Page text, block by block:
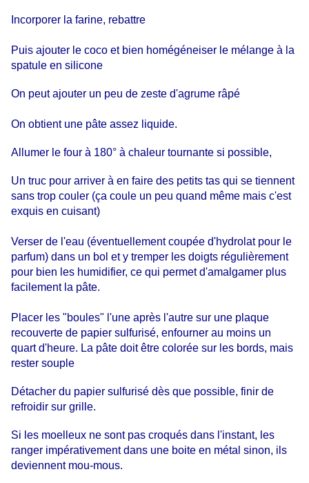
Incorporer la farine, rebattre
Puis ajouter le coco et bien homégéneiser le mélange à la
spatule en silicone
On peut ajouter un peu de zeste d'agrume râpé
On obtient une pâte assez liquide.
Allumer le four à 180° à chaleur tournante si possible,
Un truc pour arriver à en faire des petits tas qui se tiennent
sans trop couler (ça coule un peu quand même mais c'est
exquis en cuisant)
Verser de l'eau (éventuellement coupée d'hydrolat pour le
parfum) dans un bol et y tremper les doigts régulièrement
pour bien les humidifier, ce qui permet d'amalgamer plus
facilement la pâte.
Placer les "boules" l'une après l'autre sur une plaque
recouverte de papier sulfurisé, enfourner au moins un
quart d'heure. La pâte doit être colorée sur les bords, mais
rester souple
Détacher du papier sulfurisé dès que possible, finir de
refroidir sur grille.
Si les moelleux ne sont pas croqués dans l'instant, les
ranger impérativement dans une boite en métal sinon, ils
deviennent mou-mous.